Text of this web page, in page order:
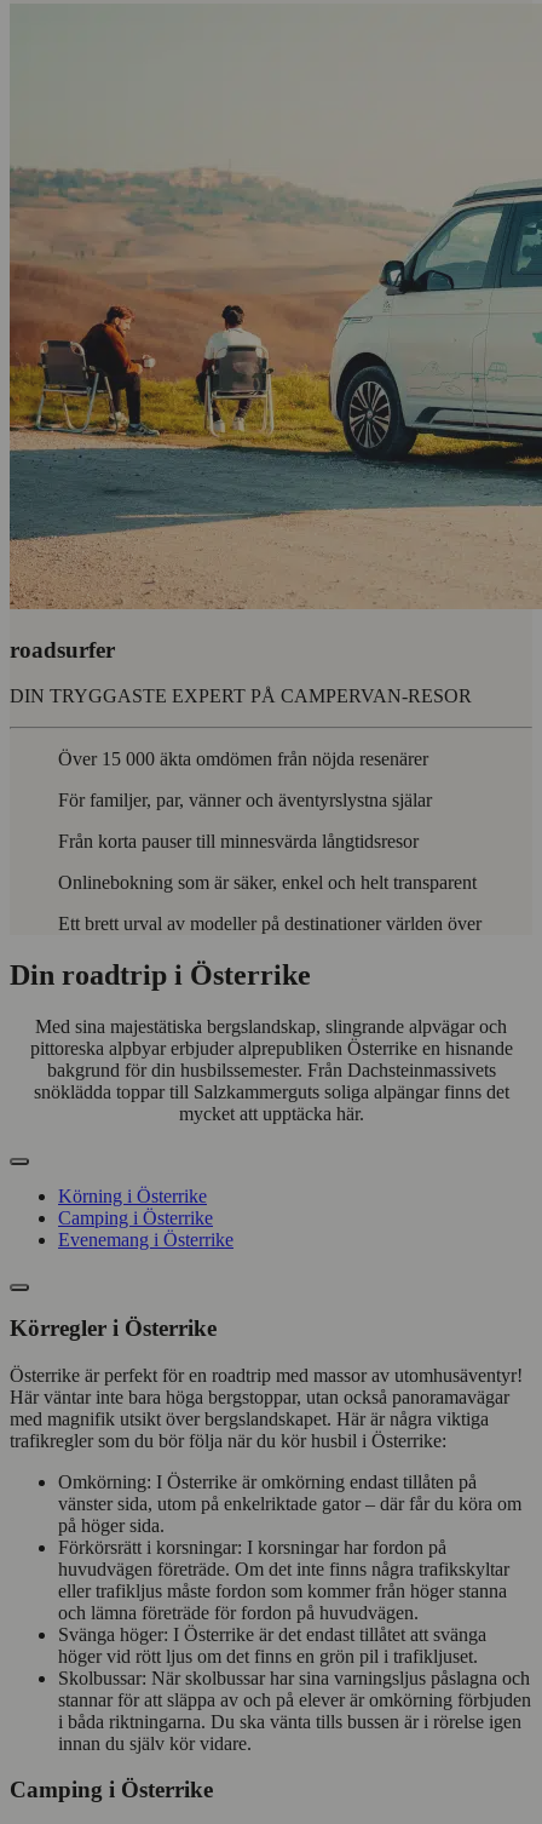
roadsurfer
DIN TRYGGASTE EXPERT PÅ CAMPERVAN-RESOR
Över 15 000 äkta omdömen från nöjda resenärer
För familjer, par, vänner och äventyrslystna själar
Från korta pauser till minnesvärda långtidsresor
Onlinebokning som är säker, enkel och helt transparent
Ett brett urval av modeller på destinationer världen över
Din roadtrip i Österrike
Med sina majestätiska bergslandskap, slingrande alpvägar och
pittoreska alpbyar erbjuder alprepubliken Österrike en hisnande
bakgrund för din husbilssemester. Från Dachsteinmassivets
snöklädda toppar till Salzkammerguts soliga alpängar finns det
mycket att upptäcka här.
Körning i Österrike
Camping i Österrike
Evenemang i Österrike
Körregler i Österrike
Österrike är perfekt för en roadtrip med massor av utomhusäventyr!
Här väntar inte bara höga bergstoppar, utan också panoramavägar
med magnifik utsikt över bergslandskapet. Här är några viktiga
trafikregler som du bör följa när du kör husbil i Österrike:
Omkörning: I Österrike är omkörning endast tillåten på
vänster sida, utom på enkelriktade gator – där får du köra om
på höger sida.
Förkörsrätt i korsningar: I korsningar har fordon på
huvudvägen företräde. Om det inte finns några trafikskyltar
eller trafikljus måste fordon som kommer från höger stanna
och lämna företräde för fordon på huvudvägen.
Svänga höger: I Österrike är det endast tillåtet att svänga
höger vid rött ljus om det finns en grön pil i trafikljuset.
Skolbussar: När skolbussar har sina varningsljus påslagna och
stannar för att släppa av och på elever är omkörning förbjuden
i båda riktningarna. Du ska vänta tills bussen är i rörelse igen
innan du själv kör vidare.
Camping i Österrike